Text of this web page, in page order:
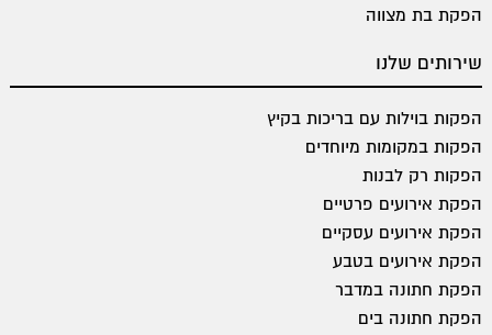
הפקת בת מצווה
שירותים שלנו
הפקות בוילות עם בריכות בקיץ
הפקות במקומות מיוחדים
הפקות רק לבנות
הפקת אירועים פרטיים
הפקת אירועים עסקיים
הפקת אירועים בטבע
הפקת חתונה במדבר
הפקת חתונה בים